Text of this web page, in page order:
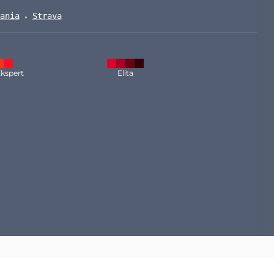
Strava
Elita